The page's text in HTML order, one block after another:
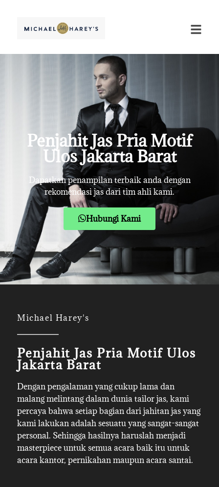
Penjahit Jas Pria Motif
Ulos Jakarta Barat
Dapatkan penampilan terbaik anda dengan
rekomendasi jas dari tim ahli kami.
Hubungi Kami
Michael Harey's
Penjahit Jas Pria Motif Ulos
Jakarta Barat
Dengan pengalaman yang cukup lama dan
malang melintang dalam dunia tailor jas, kami
percaya bahwa setiap bagian dari jahitan jas yang
kami lakukan adalah sesuatu yang sangat-sangat
personal. Sehingga hasilnya haruslah menjadi
masterpiece untuk semua acara baik itu untuk
acara kantor, pernikahan maupun acara santai.